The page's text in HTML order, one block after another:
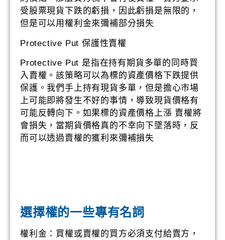
受股票現貨下跌的虧損，因此虧損是無限的，
但是可以用權利金來彌補部分損失
Protective Put 保護性賣權
Protective Put 是指在持有期貨多單的同時買
入賣權。該策略可以為標的資產價格下跌提供
保護。我們手上持有現貨多單，但是擔心市場
上可能即將發生不好的事情，導致現貨價格有
可能反轉向下。如果標的資產價格上漲 賣權將
會損失，當期貨價格真的不幸向下墜落時，反
而可以透過賣權的獲利來彌補損失
選擇權的一些專有名詞
權利金：買權或賣權的買方必須支付給賣方，